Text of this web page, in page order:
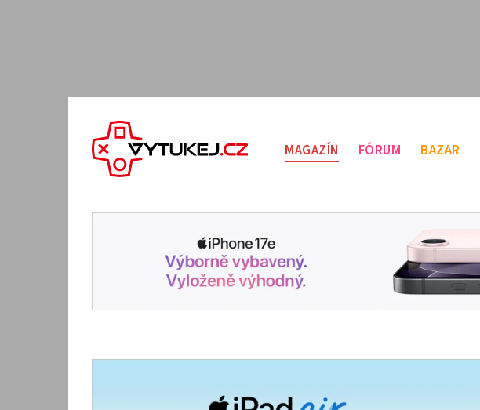
MAGAZÍN FÓRUM BAZAR